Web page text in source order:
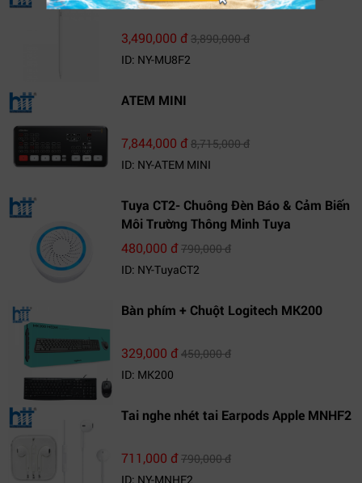
3,490,000 đ3,890,000 đ
ID: NY-MU8F2
ATEM MINI
7,844,000 đ8,715,000 đ
ID: NY-ATEM MINI
Tuya CT2- Chuông Đèn Báo & Cảm Biến
Môi Trường Thông Minh Tuya
480,000 đ790,000 đ
ID: NY-TuyaCT2
Bàn phím + Chuột Logitech MK200
329,000 đ450,000 đ
ID: MK200
Tai nghe nhét tai Earpods Apple MNHF2
711,000 đ790,000 đ
ID: NY-MNHF2